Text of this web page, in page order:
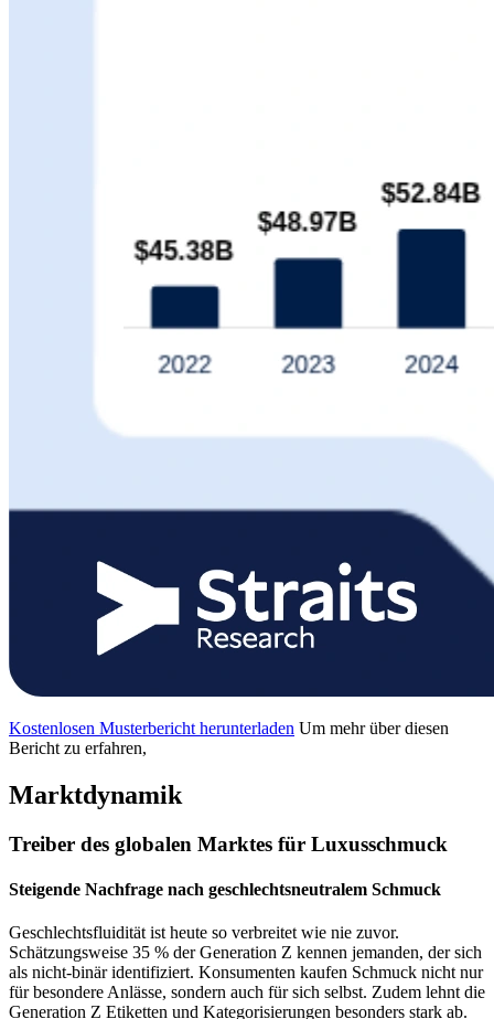
Kostenlosen Musterbericht herunterladen Um mehr über diesen
Bericht zu erfahren,
Marktdynamik
Treiber des globalen Marktes für Luxusschmuck
Steigende Nachfrage nach geschlechtsneutralem Schmuck
Geschlechtsfluidität ist heute so verbreitet wie nie zuvor.
Schätzungsweise 35 % der Generation Z kennen jemanden, der sich
als nicht-binär identifiziert. Konsumenten kaufen Schmuck nicht nur
für besondere Anlässe, sondern auch für sich selbst. Zudem lehnt die
Generation Z Etiketten und Kategorisierungen besonders stark ab.